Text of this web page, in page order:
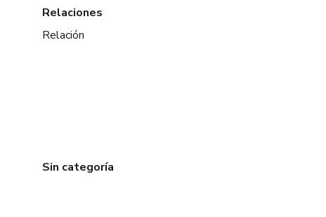
Relaciones
Relación
Sin categoría